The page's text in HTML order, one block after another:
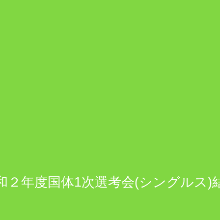
２年度国体1次選考会(シングルス)